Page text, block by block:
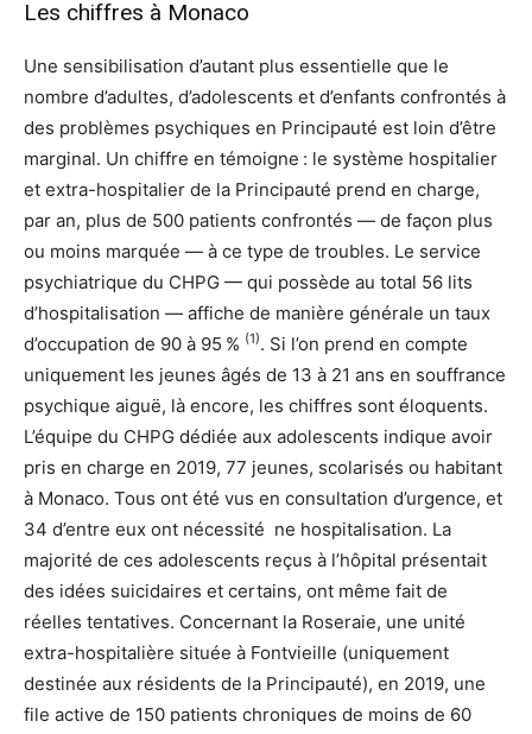
Les chiffres à Monaco
Une sensibilisation d’autant plus essentielle que le
nombre d’adultes, d’adolescents et d’enfants confrontés à
des problèmes psychiques en Principauté est loin d’être
marginal. Un chiffre en témoigne : le système hospitalier
et extra-hospitalier de la Principauté prend en charge,
par an, plus de 500 patients confrontés — de façon plus
ou moins marquée — à ce type de troubles. Le service
psychiatrique du CHPG — qui possède au total 56 lits
d’hospitalisation — affiche de manière générale un taux
d’occupation de 90 à 95 % (1). Si l’on prend en compte
uniquement les jeunes âgés de 13 à 21 ans en souffrance
psychique aiguë, là encore, les chiffres sont éloquents.
L’équipe du CHPG dédiée aux adolescents indique avoir
pris en charge en 2019, 77 jeunes, scolarisés ou habitant
à Monaco. Tous ont été vus en consultation d’urgence, et
34 d’entre eux ont nécessité ne hospitalisation. La
majorité de ces adolescents reçus à l’hôpital présentait
des idées suicidaires et certains, ont même fait de
réelles tentatives. Concernant la Roseraie, une unité
extra-hospitalière située à Fontvieille (uniquement
destinée aux résidents de la Principauté), en 2019, une
file active de 150 patients chroniques de moins de 60